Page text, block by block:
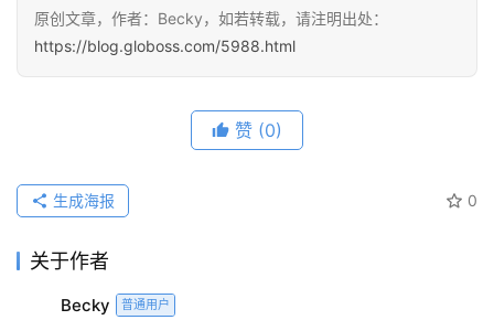
原创文章，作者：Becky，如若转载，请注明出处：
https://blog.globoss.com/5988.html
赞 (0)
0
生成海报
关于作者
Becky 普通用户